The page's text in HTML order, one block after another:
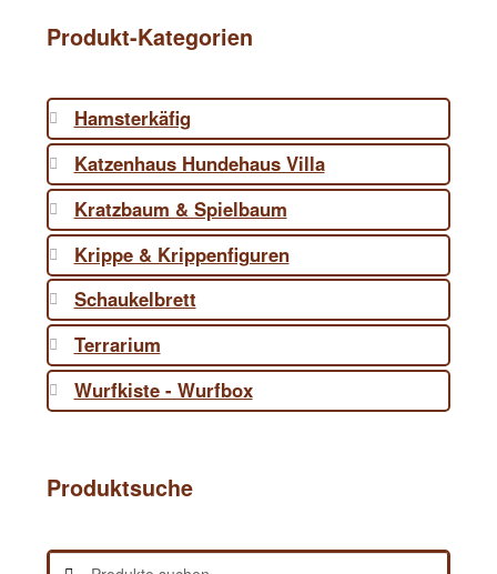
Produkt-Kategorien
Hamsterkäfig
Katzenhaus Hundehaus Villa
Kratzbaum & Spielbaum
Krippe & Krippenfiguren
Schaukelbrett
Terrarium
Wurfkiste - Wurfbox
Produktsuche